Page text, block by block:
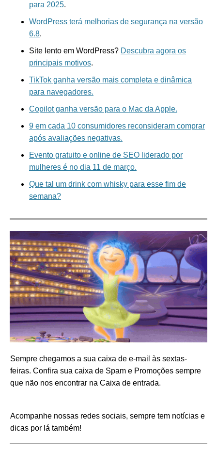
para 2025.
WordPress terá melhorias de segurança na versão
6.8.
Site lento em WordPress? Descubra agora os
principais motivos.
TikTok ganha versão mais completa e dinâmica
para navegadores.
Copilot ganha versão para o Mac da Apple.
9 em cada 10 consumidores reconsideram comprar
após avaliações negativas.
Evento gratuito e online de SEO liderado por
mulheres é no dia 11 de março.
Que tal um drink com whisky para esse fim de
semana?
Sempre chegamos a sua caixa de e-mail às sextas-
feiras. Confira sua caixa de Spam e Promoções sempre
que não nos encontrar na Caixa de entrada.
Acompanhe nossas redes sociais, sempre tem notícias e
dicas por lá também!